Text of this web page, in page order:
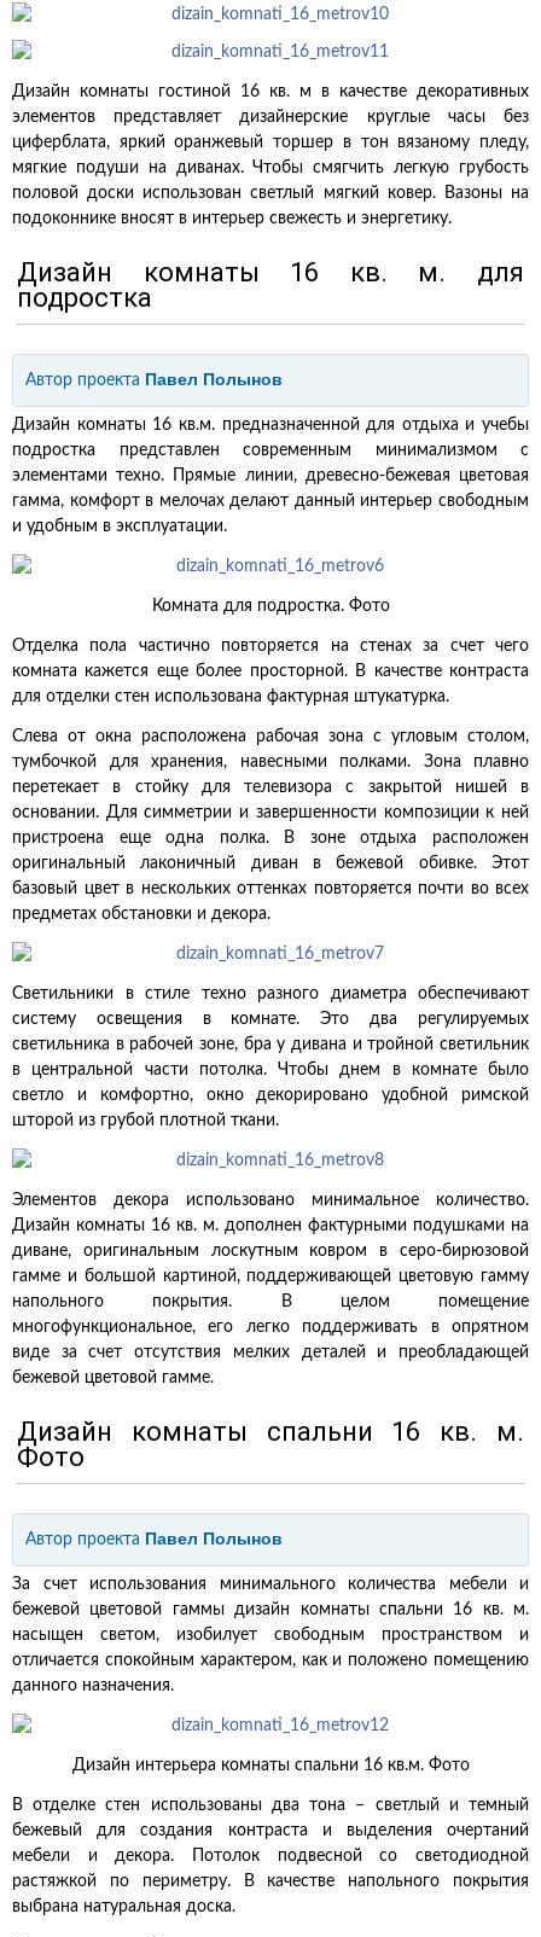
Дизайн комнаты гостиной 16 кв. м в качестве декоративных
элементов представляет дизайнерские круглые часы без
циферблата, яркий оранжевый торшер в тон вязаному пледу,
мягкие подуши на диванах. Чтобы смягчить легкую грубость
половой доски использован светлый мягкий ковер. Вазоны на
подоконнике вносят в интерьер свежесть и энергетику.
Дизайн комнаты 16 кв. м. для
подростка
Автор проекта Павел Полынов
Дизайн комнаты 16 кв.м. предназначенной для отдыха и учебы
подростка представлен современным минимализмом с
элементами техно. Прямые линии, древесно-бежевая цветовая
гамма, комфорт в мелочах делают данный интерьер свободным
и удобным в эксплуатации.
Комната для подростка. Фото
Отделка пола частично повторяется на стенах за счет чего
комната кажется еще более просторной. В качестве контраста
для отделки стен использована фактурная штукатурка.
Слева от окна расположена рабочая зона с угловым столом,
тумбочкой для хранения, навесными полками. Зона плавно
перетекает в стойку для телевизора с закрытой нишей в
основании. Для симметрии и завершенности композиции к ней
пристроена еще одна полка. В зоне отдыха расположен
оригинальный лаконичный диван в бежевой обивке. Этот
базовый цвет в нескольких оттенках повторяется почти во всех
предметах обстановки и декора.
Светильники в стиле техно разного диаметра обеспечивают
систему освещения в комнате. Это два регулируемых
светильника в рабочей зоне, бра у дивана и тройной светильник
в центральной части потолка. Чтобы днем в комнате было
светло и комфортно, окно декорировано удобной римской
шторой из грубой плотной ткани.
Элементов декора использовано минимальное количество.
Дизайн комнаты 16 кв. м. дополнен фактурными подушками на
диване, оригинальным лоскутным ковром в серо-бирюзовой
гамме и большой картиной, поддерживающей цветовую гамму
напольного покрытия. В целом помещение
многофункциональное, его легко поддерживать в опрятном
виде за счет отсутствия мелких деталей и преобладающей
бежевой цветовой гамме.
Дизайн комнаты спальни 16 кв. м.
Фото
Автор проекта Павел Полынов
За счет использования минимального количества мебели и
бежевой цветовой гаммы дизайн комнаты спальни 16 кв. м.
насыщен светом, изобилует свободным пространством и
отличается спокойным характером, как и положено помещению
данного назначения.
Дизайн интерьера комнаты спальни 16 кв.м. Фото
В отделке стен использованы два тона – светлый и темный
бежевый для создания контраста и выделения очертаний
мебели и декора. Потолок подвесной со светодиодной
растяжкой по периметру. В качестве напольного покрытия
выбрана натуральная доска.